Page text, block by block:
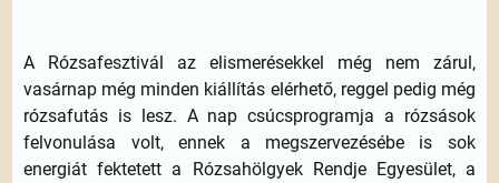
A Rózsafesztivál az elismerésekkel még nem zárul,
vasárnap még minden kiállítás elérhető, reggel pedig még
rózsafutás is lesz. A nap csúcsprogramja a rózsások
felvonulása volt, ennek a megszervezésébe is sok
energiát fektetett a Rózsahölgyek Rendje Egyesület, a